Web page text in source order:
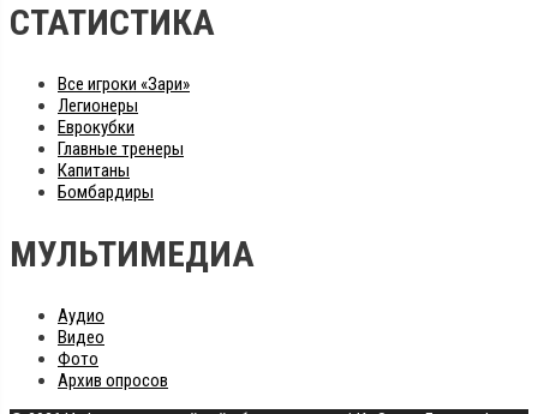
СТАТИСТИКА
Все игроки «Зари»
Легионеры
Еврокубки
Главные тренеры
Капитаны
Бомбардиры
МУЛЬТИМЕДИА
Аудио
Видео
Фото
Архив опросов